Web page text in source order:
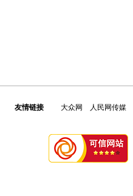
友情链接 大众网 人民网传媒